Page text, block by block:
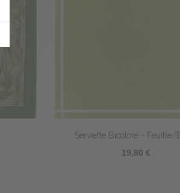
Serviette Bicolore - Feuille/Blanc
19,80 €